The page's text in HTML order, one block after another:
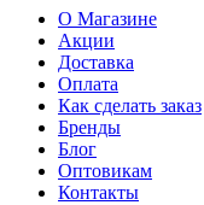
О Магазине
Акции
Доставка
Оплата
Как сделать заказ
Бренды
Блог
Оптовикам
Контакты